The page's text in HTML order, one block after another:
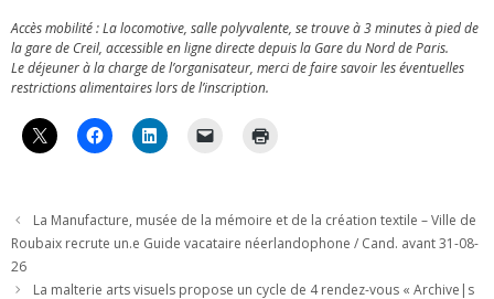
Accès mobilité : La locomotive, salle polyvalente, se trouve à 3 minutes à pied de
la gare de Creil, accessible en ligne directe depuis la Gare du Nord de Paris.
Le déjeuner à la charge de l’organisateur, merci de faire savoir les éventuelles
restrictions alimentaires lors de l’inscription.
La Manufacture, musée de la mémoire et de la création textile – Ville de
Roubaix recrute un.e Guide vacataire néerlandophone / Cand. avant 31-08-
26
La malterie arts visuels propose un cycle de 4 rendez-vous « Archive|s